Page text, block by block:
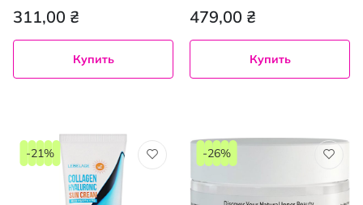
311,00 ₴
Купить
479,00 ₴
Купить
-21% -26%